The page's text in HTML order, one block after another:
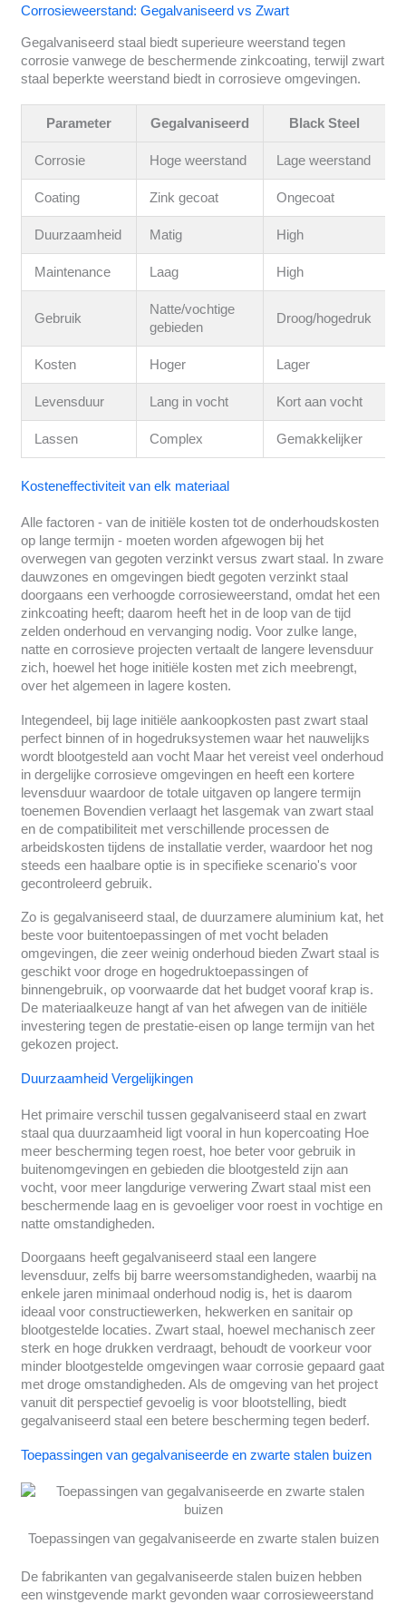
Corrosieweerstand: Gegalvaniseerd vs Zwart
Gegalvaniseerd staal biedt superieure weerstand tegen
corrosie vanwege de beschermende zinkcoating, terwijl zwart
staal beperkte weerstand biedt in corrosieve omgevingen.
Parameter Gegalvaniseerd Black Steel
Corrosie Hoge weerstand Lage weerstand
Coating Zink gecoat Ongecoat
Duurzaamheid Matig High
Maintenance Laag High
Gebruik
Natte/vochtige
gebieden
Droog/hogedruk
Kosten Hoger Lager
Levensduur Lang in vocht Kort aan vocht
Lassen Complex Gemakkelijker
Kosteneffectiviteit van elk materiaal
Alle factoren - van de initiële kosten tot de onderhoudskosten
op lange termijn - moeten worden afgewogen bij het
overwegen van gegoten verzinkt versus zwart staal. In zware
dauwzones en omgevingen biedt gegoten verzinkt staal
doorgaans een verhoogde corrosieweerstand, omdat het een
zinkcoating heeft; daarom heeft het in de loop van de tijd
zelden onderhoud en vervanging nodig. Voor zulke lange,
natte en corrosieve projecten vertaalt de langere levensduur
zich, hoewel het hoge initiële kosten met zich meebrengt,
over het algemeen in lagere kosten.
Integendeel, bij lage initiële aankoopkosten past zwart staal
perfect binnen of in hogedruksystemen waar het nauwelijks
wordt blootgesteld aan vocht Maar het vereist veel onderhoud
in dergelijke corrosieve omgevingen en heeft een kortere
levensduur waardoor de totale uitgaven op langere termijn
toenemen Bovendien verlaagt het lasgemak van zwart staal
en de compatibiliteit met verschillende processen de
arbeidskosten tijdens de installatie verder, waardoor het nog
steeds een haalbare optie is in specifieke scenario's voor
gecontroleerd gebruik.
Zo is gegalvaniseerd staal, de duurzamere aluminium kat, het
beste voor buitentoepassingen of met vocht beladen
omgevingen, die zeer weinig onderhoud bieden Zwart staal is
geschikt voor droge en hogedruktoepassingen of
binnengebruik, op voorwaarde dat het budget vooraf krap is.
De materiaalkeuze hangt af van het afwegen van de initiële
investering tegen de prestatie-eisen op lange termijn van het
gekozen project.
Duurzaamheid Vergelijkingen
Het primaire verschil tussen gegalvaniseerd staal en zwart
staal qua duurzaamheid ligt vooral in hun kopercoating Hoe
meer bescherming tegen roest, hoe beter voor gebruik in
buitenomgevingen en gebieden die blootgesteld zijn aan
vocht, voor meer langdurige verwering Zwart staal mist een
beschermende laag en is gevoeliger voor roest in vochtige en
natte omstandigheden.
Doorgaans heeft gegalvaniseerd staal een langere
levensduur, zelfs bij barre weersomstandigheden, waarbij na
enkele jaren minimaal onderhoud nodig is, het is daarom
ideaal voor constructiewerken, hekwerken en sanitair op
blootgestelde locaties. Zwart staal, hoewel mechanisch zeer
sterk en hoge drukken verdraagt, behoudt de voorkeur voor
minder blootgestelde omgevingen waar corrosie gepaard gaat
met droge omstandigheden. Als de omgeving van het project
vanuit dit perspectief gevoelig is voor blootstelling, biedt
gegalvaniseerd staal een betere bescherming tegen bederf.
Toepassingen van gegalvaniseerde en zwarte stalen buizen
Toepassingen van gegalvaniseerde en zwarte stalen buizen
De fabrikanten van gegalvaniseerde stalen buizen hebben
een winstgevende markt gevonden waar corrosieweerstand